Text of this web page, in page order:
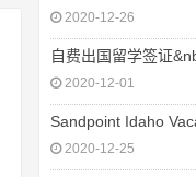
2020-12-26
自费出国留学签证
2020-12-01
Sandpoint Idaho
2020-12-25